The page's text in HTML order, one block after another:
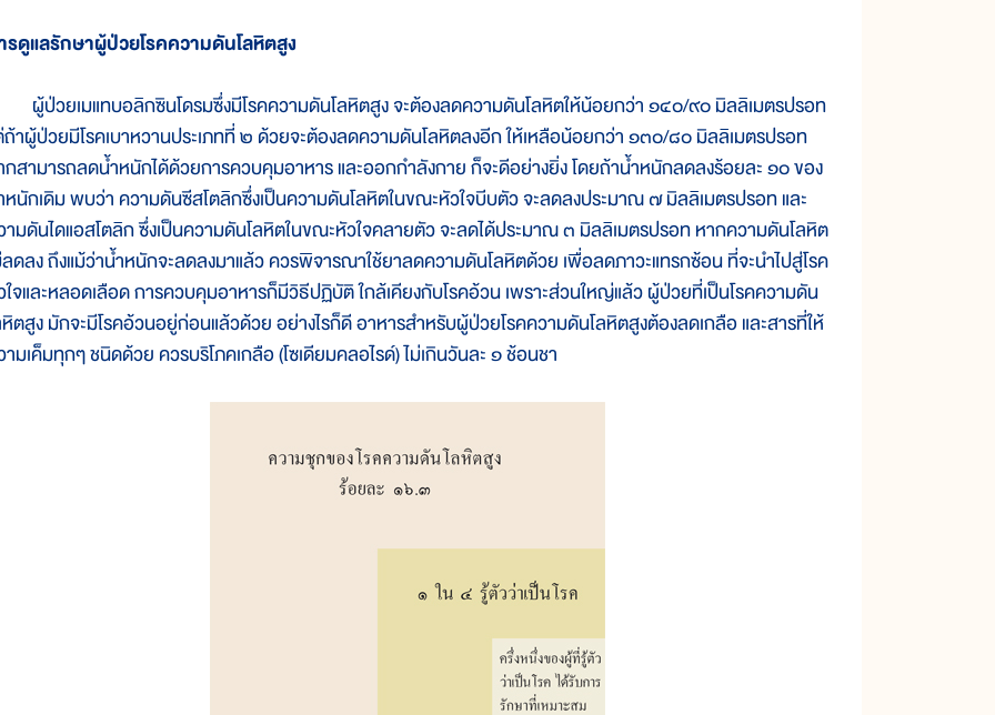
รดูแลรักษาผู้ป่วยโรคความดันโลหิตสูง
ผู้ป่วยเมแทบอลิกซินโดรมซึ่งมีโรคความดันโลหิตสูง จะต้องลดความดันโลหิตให้น้อยกว่า ๑๔๐/๙๐ มิลลิเมตรปรอท
ถ้าผู้ป่วยมีโรคเบาหวานประเภทที่ ๒ ด้วยจะต้องลดความดันโลหิตลงอีก ให้เหลือน้อยกว่า ๑๓๐/๘๐ มิลลิเมตรปรอท
กสามารถลดน้ำหนักได้ด้วยการควบคุมอาหาร และออกกำลังกาย ก็จะดีอย่างยิ่ง โดยถ้าน้ำหนักลดลงร้อยละ ๑๐ ของ
หนักเดิม พบว่า ความดันซีสโตลิกซึ่งเป็นความดันโลหิตในขณะหัวใจบีบตัว จะลดลงประมาณ ๗ มิลลิเมตรปรอท และ
ามดันไดแอสโตลิก ซึ่งเป็นความดันโลหิตในขณะหัวใจคลายตัว จะลดได้ประมาณ ๓ มิลลิเมตรปรอท หากความดันโลหิต
ดลง ถึงแม้ว่าน้ำหนักจะลดลงมาแล้ว ควรพิจารณาใช้ยาลดความดันโลหิตด้วย เพื่อลดภาวะแทรกซ้อน ที่จะนำไปสู่โรค
ใจและหลอดเลือด การควบคุมอาหารก็มีวิธีปฏิบัติ ใกล้เคียงกับโรคอ้วน เพราะส่วนใหญ่แล้ว ผู้ป่วยที่เป็นโรคความดัน
ตสูง มักจะมีโรคอ้วนอยู่ก่อนแล้วด้วย อย่างไรก็ดี อาหารสำหรับผู้ป่วยโรคความดันโลหิตสูงต้องลดเกลือ และสารที่ให้
ามเค็มทุกๆ ชนิดด้วย ควรบริโภคเกลือ (โซเดียมคลอไรด์) ไม่เกินวันละ ๑ ช้อนชา